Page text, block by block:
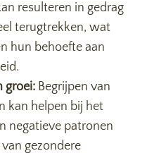
resulteren in gedrag
terugtrekken, wat
hun behoefte aan
groei: Begrijpen van
kan helpen bij het
negatieve patronen
gezondere